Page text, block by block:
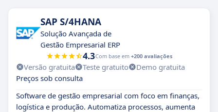
SAP S/4HANA
Solução Avançada de
Gestão Empresarial ERP
4.3Com base em +200 avaliações
Versão gratuita Teste gratuito
Demo gratuita
Preços sob consulta
Software de gestão empresarial com foco em finanças,
logística e produção. Automatiza processos, aumenta